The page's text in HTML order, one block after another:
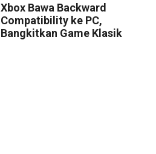
Xbox Bawa Backward
Compatibility ke PC,
Bangkitkan Game Klasik